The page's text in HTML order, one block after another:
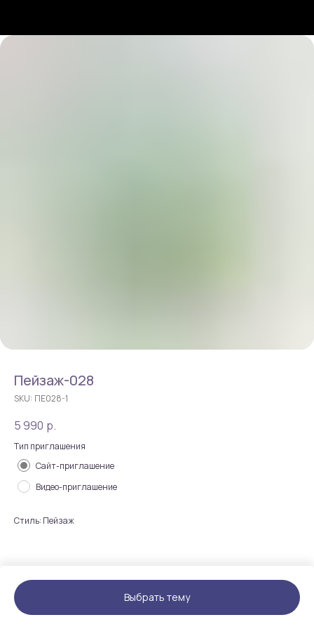
Пейзаж-028
SKU: ПЕ028-1
5 990 р.
Тип приглашения
Сайт-приглашение
Видео-приглашение
Выбрать тему
Стиль: Пейзаж